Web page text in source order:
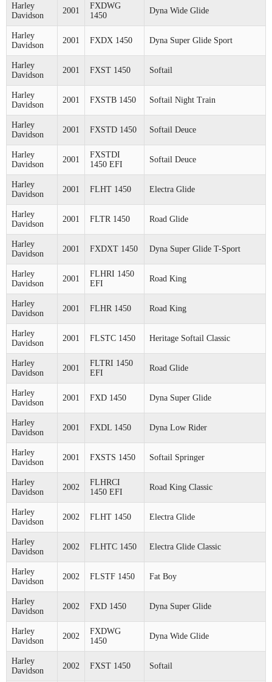
Harley
Davidson
2001
FXDWG
1450
Dyna Wide Glide
Harley
Davidson
2001 FXDX 1450 Dyna Super Glide Sport
Harley
Davidson
2001 FXST 1450 Softail
Harley
Davidson
2001 FXSTB 1450 Softail Night Train
Harley
Davidson
2001 FXSTD 1450 Softail Deuce
Harley
Davidson
2001
FXSTDI
1450 EFI
Softail Deuce
Harley
Davidson
2001 FLHT 1450 Electra Glide
Harley
Davidson
2001 FLTR 1450 Road Glide
Harley
Davidson
2001 FXDXT 1450 Dyna Super Glide T-Sport
Harley
Davidson
2001
FLHRI 1450
EFI
Road King
Harley
Davidson
2001 FLHR 1450 Road King
Harley
Davidson
2001 FLSTC 1450 Heritage Softail Classic
Harley
Davidson
2001
FLTRI 1450
EFI
Road Glide
Harley
Davidson
2001 FXD 1450 Dyna Super Glide
Harley
Davidson
2001 FXDL 1450 Dyna Low Rider
Harley
Davidson
2001 FXSTS 1450 Softail Springer
Harley
Davidson
2002
FLHRCI
1450 EFI
Road King Classic
Harley
Davidson
2002 FLHT 1450 Electra Glide
Harley
Davidson
2002 FLHTC 1450 Electra Glide Classic
Harley
Davidson
2002 FLSTF 1450 Fat Boy
Harley
Davidson
2002 FXD 1450 Dyna Super Glide
Harley
Davidson
2002
FXDWG
1450
Dyna Wide Glide
Harley
Davidson
2002 FXST 1450 Softail